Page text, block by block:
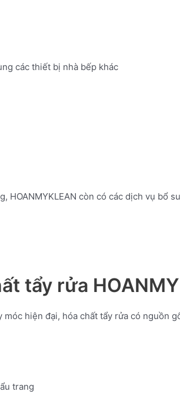
các thiết bị nhà bếp khác
HOANMYKLEAN còn có các dịch vụ bổ
tẩy rửa
hiện đại, hóa chất tẩy rửa có nguồn
trang